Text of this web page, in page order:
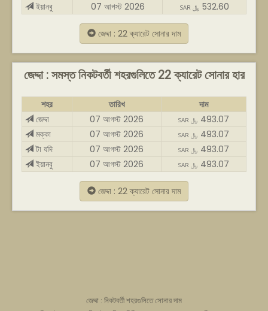
ইয়ানবু
07 আগস্ট 2026 SAR ﷼ 532.60
জেদ্দা : 22 ক্যারেট সোনার দাম
জেদ্দা : সমস্ত নিকটবর্তী শহরগুলিতে 22 ক্যারেট সোনার হার
শহর তারিখ
দাম
জেদ্দা
07 আগস্ট 2026 SAR ﷼ 493.07
মক্কা
07 আগস্ট 2026 SAR ﷼ 493.07
টা যদি
07 আগস্ট 2026 SAR ﷼ 493.07
ইয়ানবু
07 আগস্ট 2026 SAR ﷼ 493.07
জেদ্দা : 22 ক্যারেট সোনার দাম
জেদ্দা : নিকটবর্তী শহরগুলিতে সোনার দাম